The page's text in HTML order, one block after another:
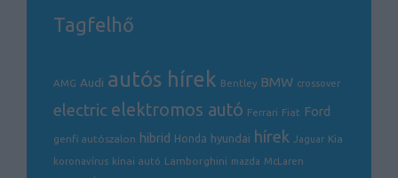
Tagfelhő
AMG Audi autós hírek Bentley BMW crossover
electric elektromos autó Ferrari Fiat Ford
genfi autószalon hibrid Honda hyundai hírek Jaguar Kia
koronavírus kínai autó Lamborghini mazda McLaren